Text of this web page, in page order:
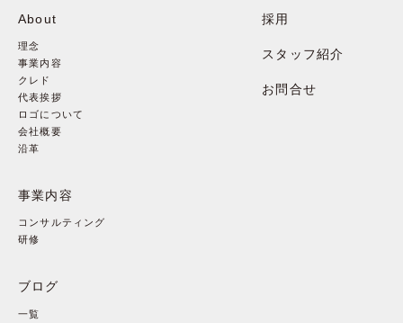
About
理念
事業内容
クレド
代表挨拶
ロゴについて
会社概要
沿革
事業内容
コンサルティング
研修
ブログ
一覧
採用
スタッフ紹介
お問合せ